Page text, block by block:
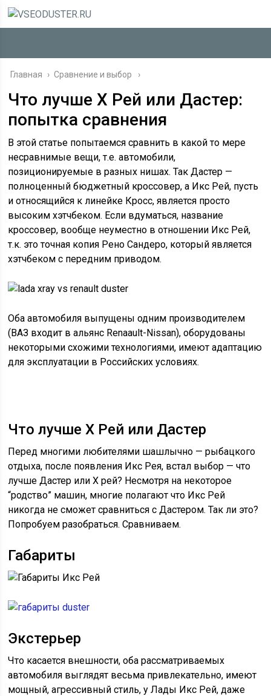
Главная › Сравнение и выбор
Что лучше Х Рей или Дастер:
попытка сравнения
В этой статье попытаемся сравнить в какой то мере
несравнимые вещи, т.е. автомобили,
позиционируемые в разных нишах. Так Дастер —
полноценный бюджетный кроссовер, а Икс Рей, пусть
и относящийся к линейке Кросс, является просто
высоким хэтчбеком. Если вдуматься, название
кроссовер, вообще неуместно в отношении Икс Рей,
т.к. это точная копия Рено Сандеро, который является
хэтчбеком с передним приводом.
Оба автомобиля выпущены одним производителем
(ВАЗ входит в альянс Renaault-Nissan), оборудованы
некоторыми схожими технологиями, имеют адаптацию
для эксплуатации в Российских условиях.
Что лучше Х Рей или Дастер
Перед многими любителями шашлычно — рыбацкого
отдыха, после появления Икс Рея, встал выбор — что
лучше Дастер или Х рей? Несмотря на некоторое
“родство” машин, многие полагают что Икс Рей
никогда не сможет сравниться с Дастером. Так ли это?
Попробуем разобраться. Сравниваем.
Габариты
Экстерьер
Что касается внешности, оба рассматриваемых
автомобиля выглядят весьма привлекательно, имеют
мощный, агрессивный стиль, у Лады Икс Рей, даже